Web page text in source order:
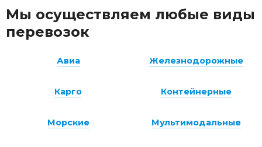
Мы осуществляем любые виды
перевозок
Авиа Железнодорожные
Карго Контейнерные
Морские Мультимодальные